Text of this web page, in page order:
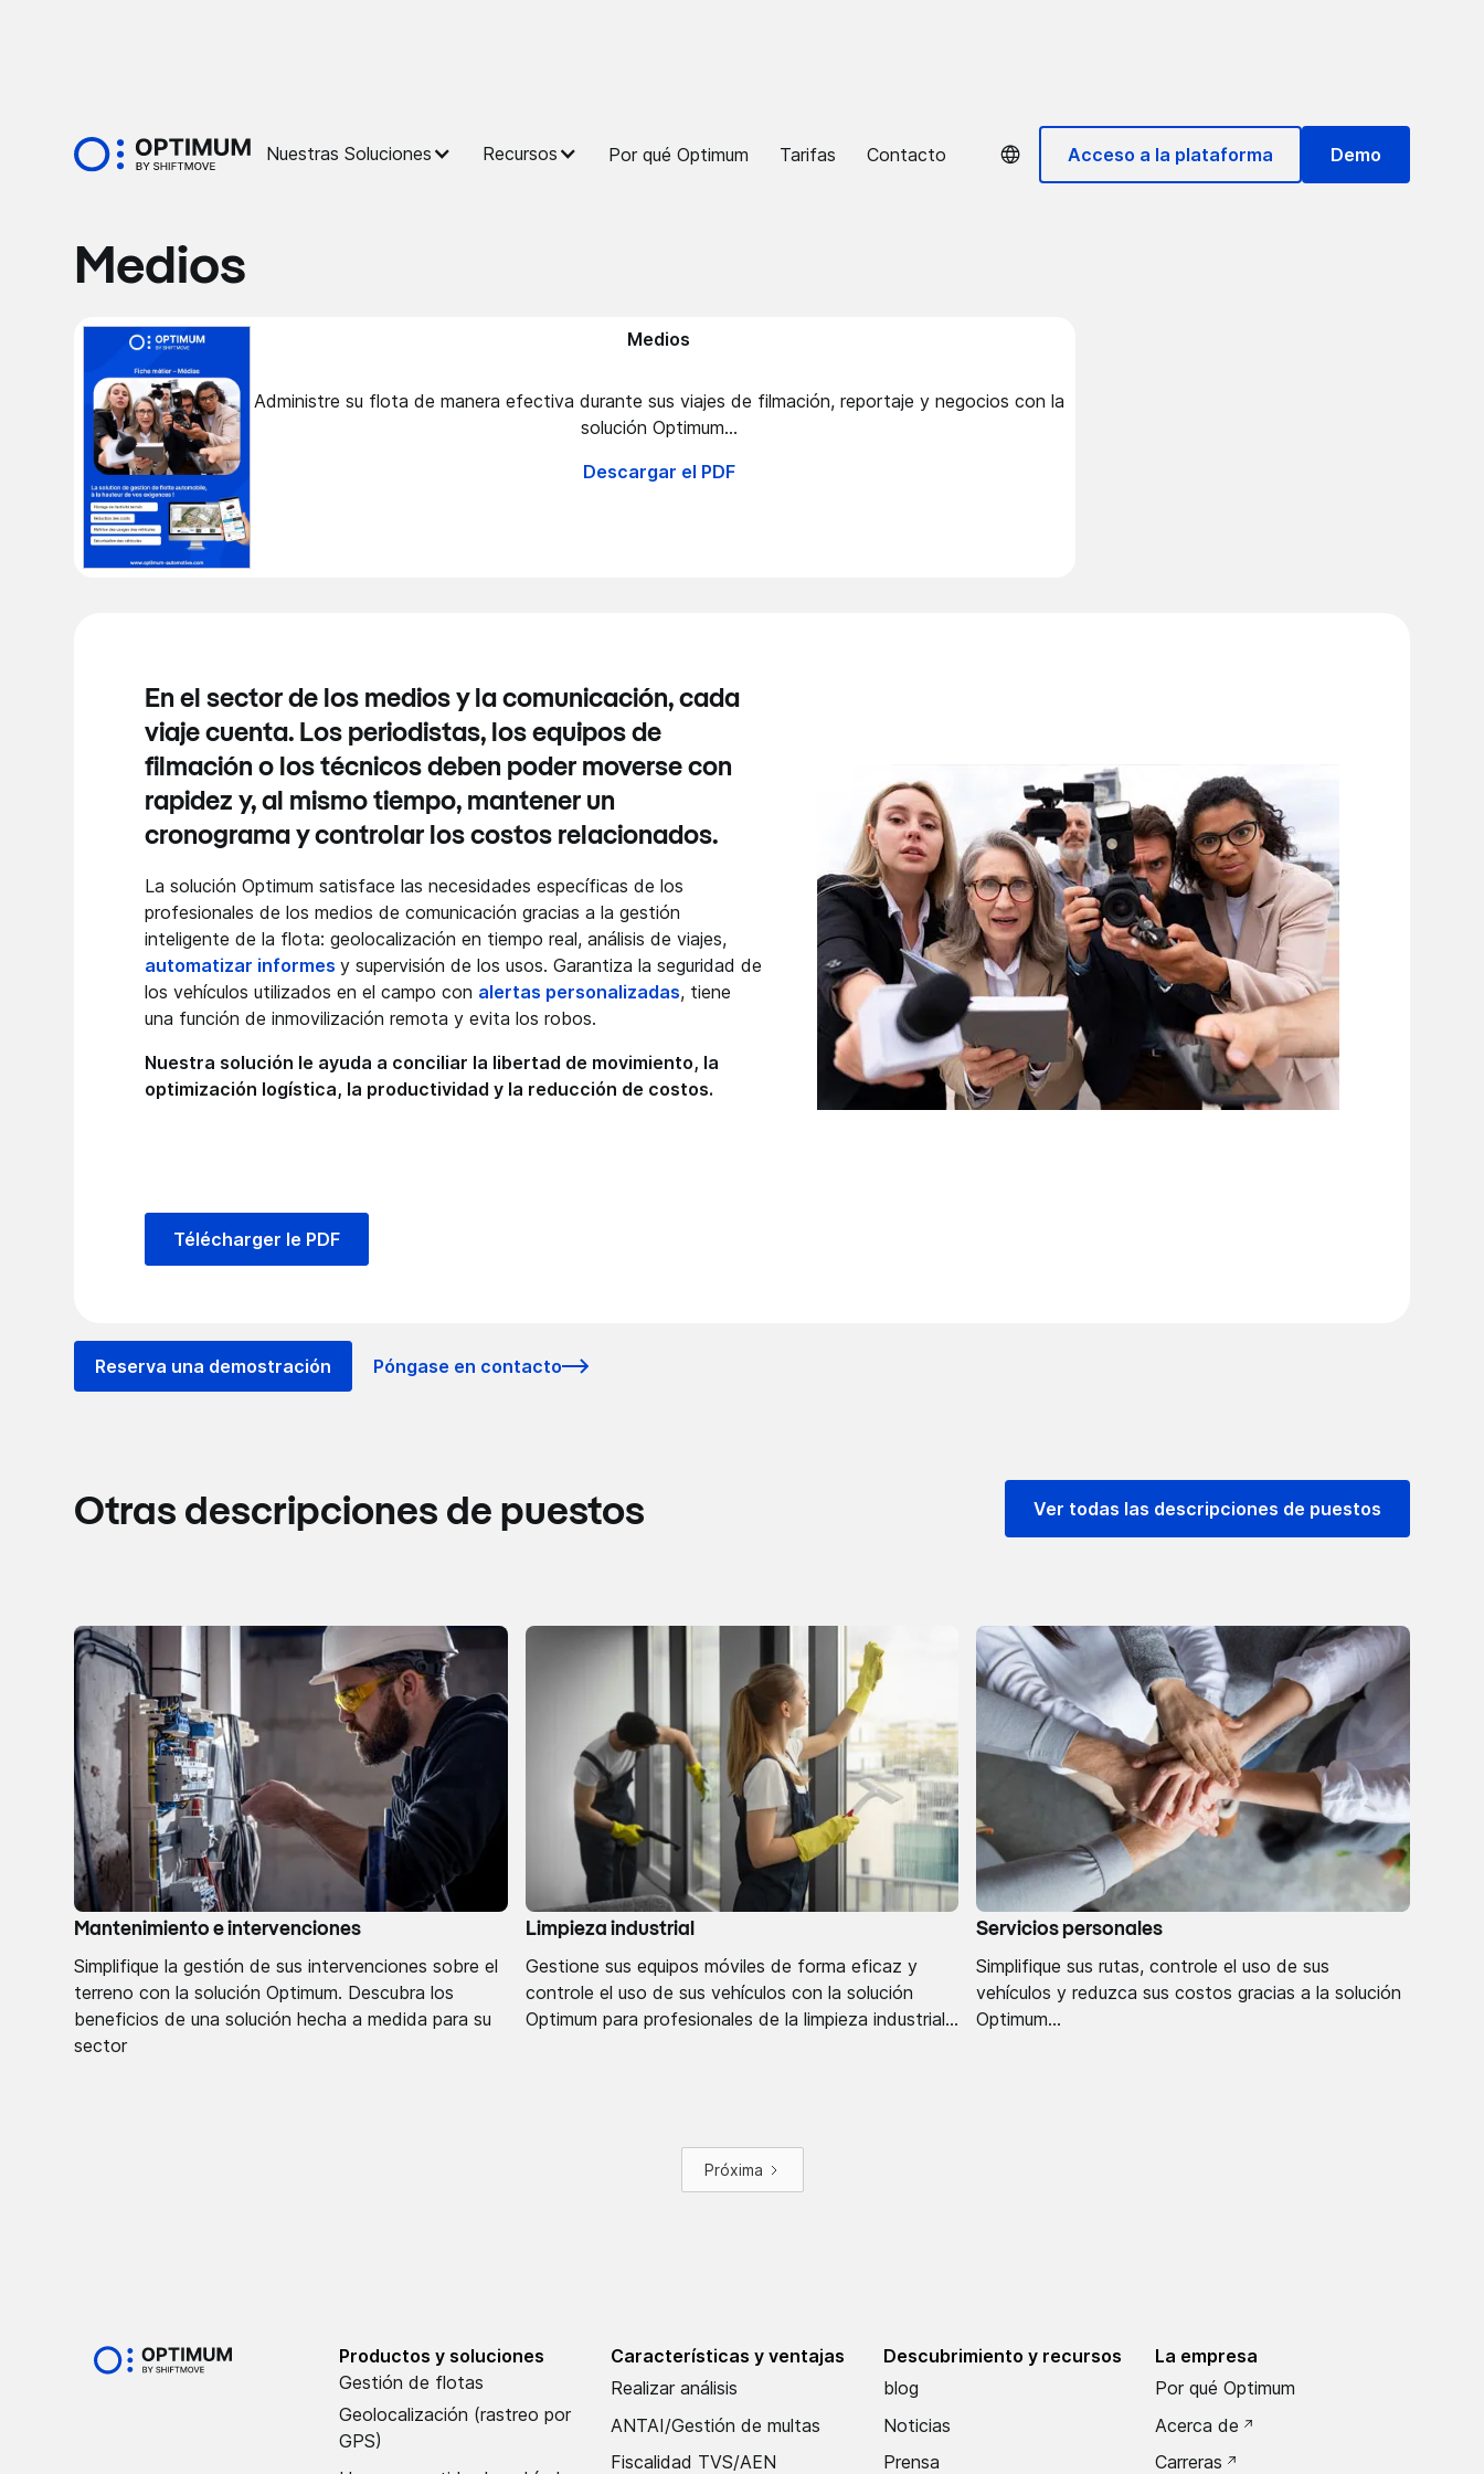
Nuestras Soluciones Recursos Por qué Optimum Tarifas Contacto Acceso a la plataforma
Demo
Fichas de trabajo
Medios
Medios
Administre su flota de manera efectiva durante sus viajes de filmación, reportaje y negocios con la
solución Optimum...
Descargar el PDF
En el sector de los medios y la comunicación, cada
viaje cuenta. Los periodistas, los equipos de
filmación o los técnicos deben poder moverse con
rapidez y, al mismo tiempo, mantener un
cronograma y controlar los costos relacionados.
La solución Optimum satisface las necesidades específicas de los
profesionales de los medios de comunicación gracias a la gestión
inteligente de la flota: geolocalización en tiempo real, análisis de viajes,
automatizar informesy supervisión de los usos. Garantiza la seguridad de
los vehículos utilizados en el campo con alertas personalizadas, tiene
una función de inmovilización remota y evita los robos.
Nuestra solución le ayuda a conciliar la libertad de movimiento, la
optimización logística, la productividad y la reducción de costos.
Télécharger le PDF
Reserva una demostración Póngase en contacto
Otras descripciones de puestos Ver todas las descripciones de puestos
Mantenimiento e intervenciones
Simplifique la gestión de sus intervenciones sobre el
terreno con la solución Optimum. Descubra los
beneficios de una solución hecha a medida para su
sector
Limpieza industrial
Gestione sus equipos móviles de forma eficaz y
controle el uso de sus vehículos con la solución
Optimum para profesionales de la limpieza industrial...
Servicios personales
Simplifique sus rutas, controle el uso de sus
vehículos y reduzca sus costos gracias a la solución
Optimum...
Próxima
Productos y soluciones
Gestión de flotas
Geolocalización (rastreo por
GPS)
Características y ventajas
Realizar análisis
ANTAI/Gestión de multas
Fiscalidad TVS/AEN
Descubrimiento y recursos
blog
Noticias
Prensa
La empresa
Por qué Optimum
Acerca de
Carreras